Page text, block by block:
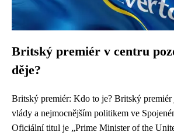
Britský premiér v centru
děje?
Britský premiér: Kdo to je? Britský premiér
vlády a nejmocnějším politikem ve
Oficiální titul je „Prime Minister of the